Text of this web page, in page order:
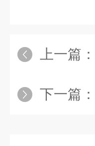
上一篇：
下一篇：